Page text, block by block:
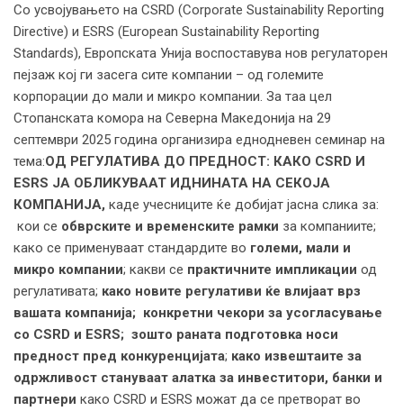
Со усвојувањето на CSRD (Corporate Sustainability Reporting
Directive) и ESRS (European Sustainability Reporting
Standards), Европската Унија воспоставува нов регулаторен
пејзаж кој ги засега сите компании – од големите
корпорации до мали и микро компании. За таа цел
Стопанската комора на Северна Македонија на 29
септември 2025 година организира еднодневен семинар на
тема:ОД РЕГУЛАТИВА ДО ПРЕДНОСТ: КАКО CSRD И
ESRS ЈА ОБЛИКУВААТ ИДНИНАТА НА СЕКОЈА
КОМПАНИЈА, каде учесниците ќе добијат јасна слика за:
кои се обврските и временските рамки за компаниите;
како се применуваат стандардите во големи, мали и
микро компании; какви се практичните импликации од
регулативата; како новите регулативи ќе влијаат врз
вашата компанија; конкретни чекори за усогласување
со CSRD и ESRS; зошто раната подготовка носи
предност пред конкуренцијата; како извештаите за
одржливост стануваат алатка за инвеститори, банки и
партнери како CSRD и ESRS можат да се претворат во